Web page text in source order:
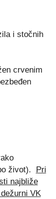
i stočnih
crvenim
život). Pri
najbliže
VK